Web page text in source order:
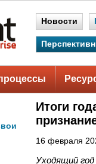
Новости
Итоги
16 февраля
Уходящий